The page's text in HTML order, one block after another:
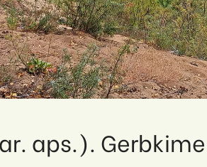
aps.).